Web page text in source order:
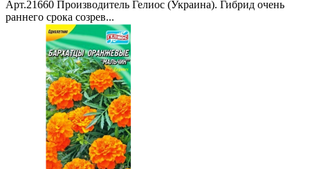
Арт.21660 Производитель Гелиос (Украина). Гибрид очень
раннего срока созрев...